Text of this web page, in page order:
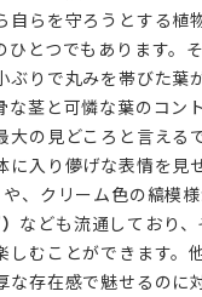
自らを守ろうとする植
ひとつでもあります。
ぶりで丸みを帯びた葉
な茎と可憐な葉のコン
大の見どころと言える
に入り儚げな表情を見
や、クリーム色の縞模
なども流通しており
しむことができます。
な存在感で魅せるのに